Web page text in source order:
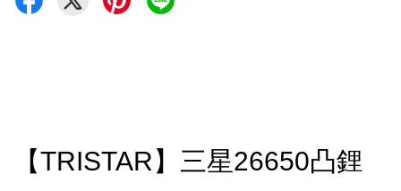
【TRISTAR】三星26650凸鋰